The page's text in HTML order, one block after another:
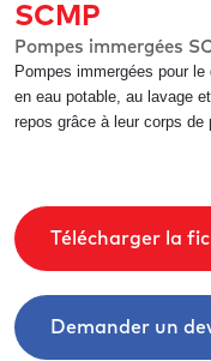
SCMP
Pompes immergées
Pompes immergées pour
en eau potable, au lavage
repos grâce à leur corps de
Télécharger la
Demander un